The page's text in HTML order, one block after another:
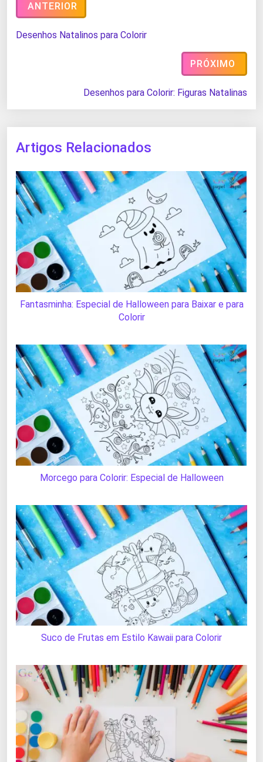
ANTERIOR
Desenhos Natalinos para Colorir
PRÓXIMO
Desenhos para Colorir: Figuras Natalinas
Artigos Relacionados
Fantasminha: Especial de Halloween para Baixar e para
Colorir
Morcego para Colorir: Especial de Halloween
Suco de Frutas em Estilo Kawaii para Colorir